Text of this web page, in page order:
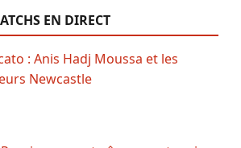
EN DIRECT
: Anis Hadj Moussa et les
Newcastle